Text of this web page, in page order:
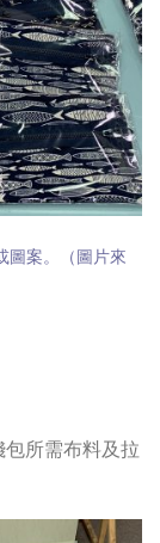
圖案。（圖片來
所需布料及拉